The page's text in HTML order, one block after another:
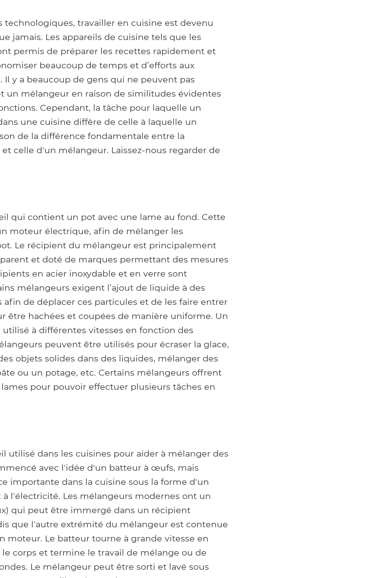
technologiques, travailler en cuisine est devenu
jamais. Les appareils de cuisine tels que les
permis de préparer les recettes rapidement et
beaucoup de temps et d’efforts aux
y a beaucoup de gens qui ne peuvent pas
un mélangeur en raison de similitudes évidentes
Cependant, la tâche pour laquelle un
une cuisine diffère de celle à laquelle un
de la différence fondamentale entre la
celle d'un mélangeur. Laissez-nous regarder de
qui contient un pot avec une lame au fond. Cette
moteur électrique, afin de mélanger les
Le récipient du mélangeur est principalement
et doté de marques permettant des mesures
en acier inoxydable et en verre sont
mélangeurs exigent l’ajout de liquide à des
afin de déplacer ces particules et de les faire entrer
être hachées et coupées de manière uniforme. Un
à différentes vitesses en fonction des
peuvent être utilisés pour écraser la glace,
objets solides dans des liquides, mélanger des
ou un potage, etc. Certains mélangeurs offrent
pour pouvoir effectuer plusieurs tâches en
utilisé dans les cuisines pour aider à mélanger des
avec l'idée d'un batteur à œufs, mais
importante dans la cuisine sous la forme d'un
l'électricité. Les mélangeurs modernes ont un
qui peut être immergé dans un récipient
que l'autre extrémité du mélangeur est contenue
moteur. Le batteur tourne à grande vitesse en
corps et termine le travail de mélange ou de
Le mélangeur peut être sorti et lavé sous